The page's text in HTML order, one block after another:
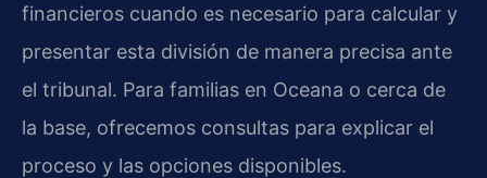
financieros cuando es necesario para calcular y
presentar esta división de manera precisa ante
el tribunal. Para familias en Oceana o cerca de
la base, ofrecemos consultas para explicar el
proceso y las opciones disponibles.